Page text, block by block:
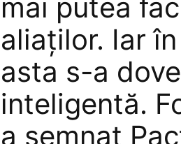
mai putea
aliaţilor. Iar
asta s-a
inteligentă.
a semnat